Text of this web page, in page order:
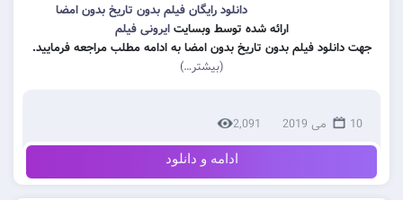
دانلود رایگان فیلم بدون تاریخ بدون امضا
ارائه شده توسط وبسایتایرونی فیلم
فیلم بدون تاریخ بدون امضا به ادامه مطلب مراجعه فرمایید.
2,091